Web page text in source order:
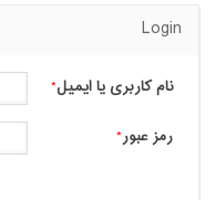
Login
نام کاربری یا ایمیل*
رمز عبور*